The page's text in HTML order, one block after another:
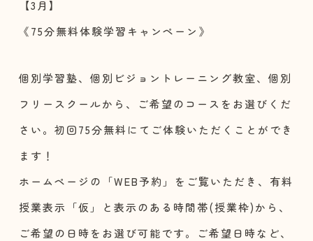
【3月】
《75分無料体験学習キャンペーン》
個別学習塾、個別ビジョントレーニング教室、個別
フリースクールから、ご希望のコースをお選びくだ
さい。初回75分無料にてご体験いただくことができ
ます！
ホームページの「WEB予約」をご覧いただき、有料
授業表示「仮」と表示のある時間帯(授業枠)から、
ご希望の日時をお選び可能です。ご希望日時など、